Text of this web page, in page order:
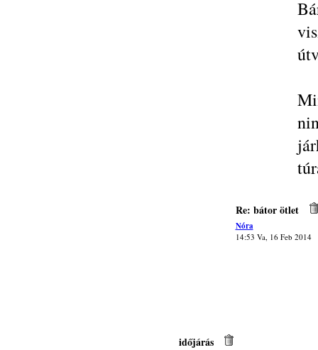
Re: bátor ötlet
Nóra
14:53 Va, 16 Feb 2014
időjárás